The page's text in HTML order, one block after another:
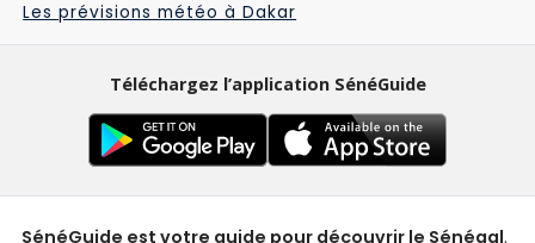
Les prévisions météo à Dakar
Téléchargez l’application SénéGuide
SénéGuide est votre guide pour découvrir le Sénégal.